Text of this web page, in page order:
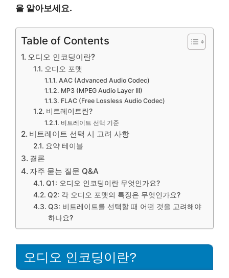
을 알아보세요.
Table of Contents
오디오 인코딩이란?
오디오 포맷
AAC (Advanced Audio Codec)
MP3 (MPEG Audio Layer III)
FLAC (Free Lossless Audio Codec)
비트레이트란?
비트레이트 선택 기준
비트레이트 선택 시 고려 사항
요약 테이블
결론
자주 묻는 질문 Q&A
Q1: 오디오 인코딩이란 무엇인가요?
Q2: 각 오디오 포맷의 특징은 무엇인가요?
Q3: 비트레이트를 선택할 때 어떤 것을 고려해야
하나요?
오디오 인코딩이란?